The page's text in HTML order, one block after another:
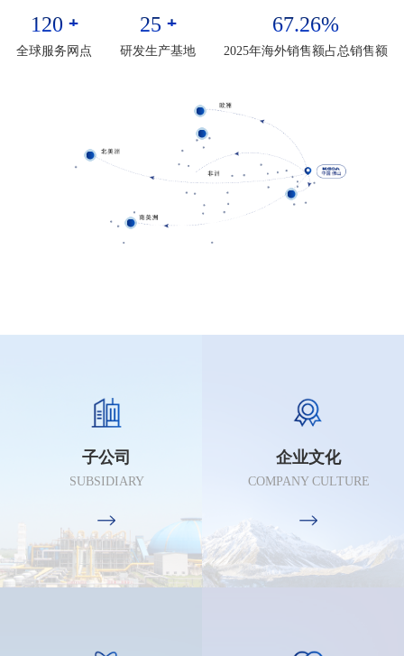
120 +
全球服务网点
25 +
研发生产基地
67.26%
2025年海外销售额占总销售额
子公司
SUBSIDIARY
企业文化
COMPANY CULTURE